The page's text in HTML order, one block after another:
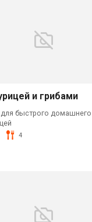
и грибами
быстрого домашнего
4